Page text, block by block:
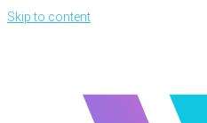
Skip to content